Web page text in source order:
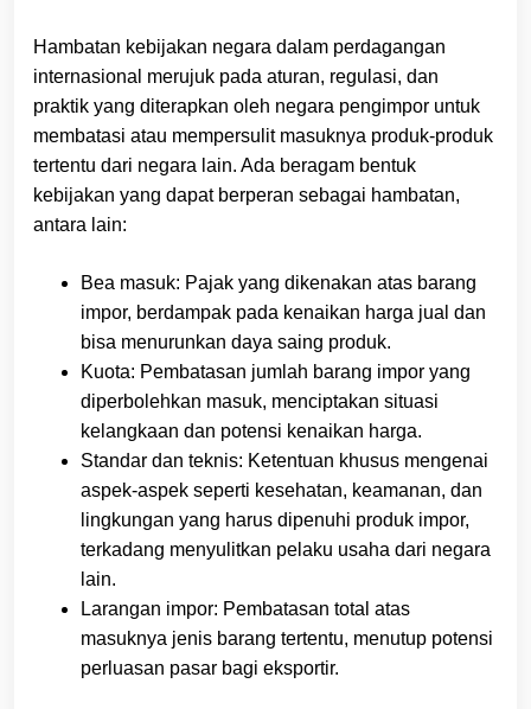
Hambatan kebijakan negara dalam perdagangan
internasional merujuk pada aturan, regulasi, dan
praktik yang diterapkan oleh negara pengimpor untuk
membatasi atau mempersulit masuknya produk-produk
tertentu dari negara lain. Ada beragam bentuk
kebijakan yang dapat berperan sebagai hambatan,
antara lain:
Bea masuk: Pajak yang dikenakan atas barang
impor, berdampak pada kenaikan harga jual dan
bisa menurunkan daya saing produk.
Kuota: Pembatasan jumlah barang impor yang
diperbolehkan masuk, menciptakan situasi
kelangkaan dan potensi kenaikan harga.
Standar dan teknis: Ketentuan khusus mengenai
aspek-aspek seperti kesehatan, keamanan, dan
lingkungan yang harus dipenuhi produk impor,
terkadang menyulitkan pelaku usaha dari negara
lain.
Larangan impor: Pembatasan total atas
masuknya jenis barang tertentu, menutup potensi
perluasan pasar bagi eksportir.